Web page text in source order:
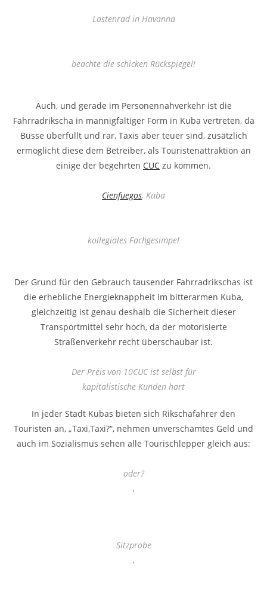
Lastenrad in Havanna
beachte die schicken Rückspiegel!
Auch, und gerade im Personennahverkehr ist die
Fahrradrikscha in mannigfaltiger Form in Kuba vertreten, da
Busse überfüllt und rar, Taxis aber teuer sind, zusätzlich
ermöglicht diese dem Betreiber, als Touristenattraktion an
einige der begehrten CUC zu kommen.
Cienfuegos, Kuba
kollegiales Fachgesimpel
Der Grund für den Gebrauch tausender Fahrradrikschas ist
die erhebliche Energieknappheit im bitterarmen Kuba,
gleichzeitig ist genau deshalb die Sicherheit dieser
Transportmittel sehr hoch, da der motorisierte
Straßenverkehr recht überschaubar ist.
Der Preis von 10CUC ist selbst für
kapitalistische Kunden hart
In jeder Stadt Kubas bieten sich Rikschafahrer den
Touristen an, „Taxi,Taxi?“, nehmen unverschämtes Geld und
auch im Sozialismus sehen alle Tourischlepper gleich aus:
oder?
.
Sitzprobe
.